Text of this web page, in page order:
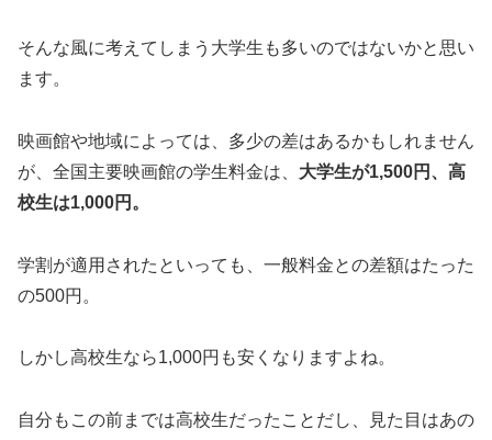
そんな風に考えてしまう大学生も多いのではないかと思い
ます。
映画館や地域によっては、多少の差はあるかもしれません
が、全国主要映画館の学生料金は、 大学生が1,500円、高
校生は1,000円。
学割が適用されたといっても、一般料金との差額はたった
の500円。
しかし高校生なら1,000円も安くなりますよね。
自分もこの前までは高校生だったことだし、見た目はあの